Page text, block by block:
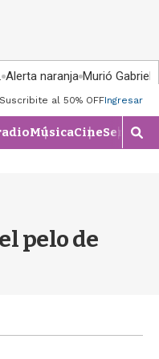
Alerta naranja Murió Gabriel
Suscribite al 50% OFFIngresar
MúsicaCineSeries
M
o
e
pelo de